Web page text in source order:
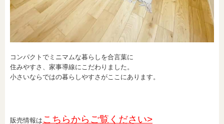
コンパクトでミニマムな暮らしを合言葉に
住みやすさ、家事導線にこだわりました。
小さいならではの暮らしやすさがここにあります。
販売情報は こちらからご覧ください>